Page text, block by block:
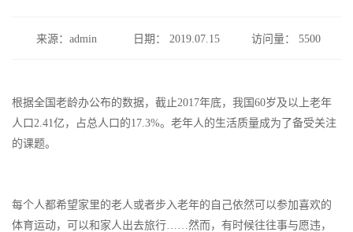
来源：admin 日期： 2019.07.15 访问量：5500
根据全国老龄办公布的数据，截止2017年底，我国60岁及以上老年
人口2.41亿，占总人口的17.3%。老年人的生活质量成为了备受关注
的课题。
每个人都希望家里的老人或者步入老年的自己依然可以参加喜欢的
体育运动，可以和家人出去旅行……然而，有时候往往事与愿违，